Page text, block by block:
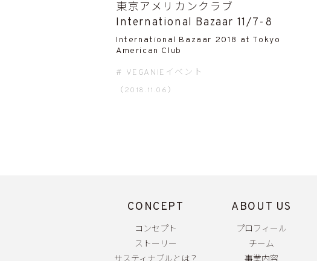
東京アメリカンクラブ
International Bazaar 11/7-8
International Bazaar 2018 at Tokyo
American Club
VEGANIEイベント
（2018.11.06）
CONCEPT
コンセプト
ストーリー
ABOUT US
プロフィール
チーム